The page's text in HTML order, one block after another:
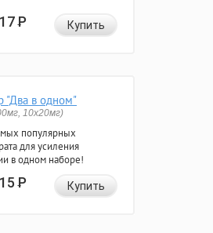
Р Купить
"Два в одном"
10x20мг)
популярных
для усиления
в одном наборе!
Р Купить